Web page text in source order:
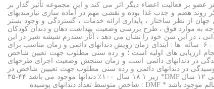
بر فعالیت اعضاء دیگر اثر می کند و این مجموعه تأثیر گذار بر
روند هضم و جذب غذا بوده و نقشی مهم در آماده سازی نیازمندیهای
از نظر ساختار ، پایداری ارائه خدمات ، گستردگی و وجود بستر
توجه به موارد فوق ، طرح بررسی وضعیت بهداشت دهان و دندان کودکان
و اجرا گردید. ۳ ساله ها : اولین آثار بیماری پوسیدگی دندانی ، در این سن خود را نشان می دهد ، آثار سندرم شیشه شیر در این
سن آشکار می شود ؛ تا کنون اطلاعات جامعی در خصوص میزان شیوع و بروز پوسیدگی در دندانهای شیری کودکان ایرانی موجود نبوده است . ۶ ساله ها : ابتدای زمان رویش دندانهای دائمی و زمان مناسب برای
ارزیابی های اولیه است ؛ و رده سنی مطلوب جهت تعیین شاخص
ارزیابی شدت پوسیدگی در دندانهای دائمی است و زمان سنجش وضعیت اجرای طرحهای
ها : زمان خوبی برای ارزیابی شیوع و بروز پوسیدگی در دندانهای دائمی و رده سنی مطلوب جهت تعییین شاخص در
مقایسه های بین کشوری است . اهداف WHO در بهداشت دهان و دندان برای سال ۲۰۱۰ سن تا سال ۲۰۱۰ ۶-۵ سال ۹۰٪ عاری از پوسیدگی ۱۲ سال DMF* زیر ۱ ۱۸ سال ۱۰۰٪ دندانها موجود می باشد ۴۴-۳۵